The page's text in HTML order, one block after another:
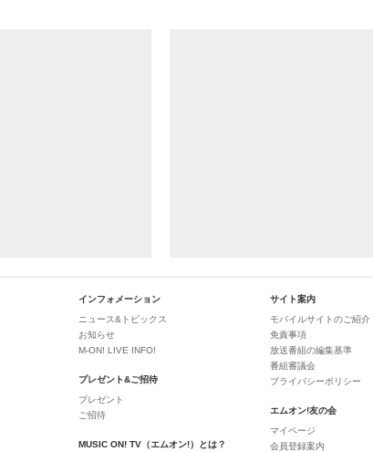
インフォメーション
ニュース&トピックス
お知らせ
M-ON! LIVE INFO!
プレゼント&ご招待
プレゼント
ご招待
MUSIC ON! TV（エムオン!）とは？
サイト案内
モバイルサイトのご紹介
免責事項
放送番組の編集基準
番組審議会
プライバシーポリシー
エムオン!友の会
マイページ
会員登録案内